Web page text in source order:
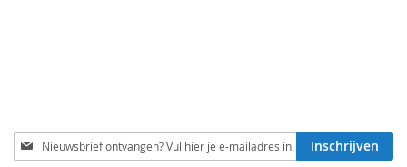
Schrijf
je
Inschrijven